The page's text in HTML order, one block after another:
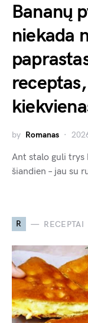
Bananų
niekada
by Romanas
Ant stalo guli trys
šiandien – jau su
R RECEPTAI